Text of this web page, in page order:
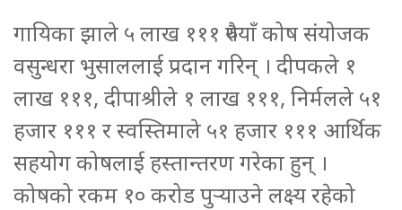
गायिका झाले ५ लाख १११ रुपैयाँ कोष संयोजक
वसुन्धरा भुसाललाई प्रदान गरिन् । दीपकले १
लाख १११, दीपाश्रीले १ लाख १११, निर्मलले ५१
हजार १११ र स्वस्तिमाले ५१ हजार १११ आर्थिक
सहयोग कोषलाई हस्तान्तरण गरेका हुन् ।
कोषको रकम १० करोड पुर्‍याउने लक्ष्य रहेको